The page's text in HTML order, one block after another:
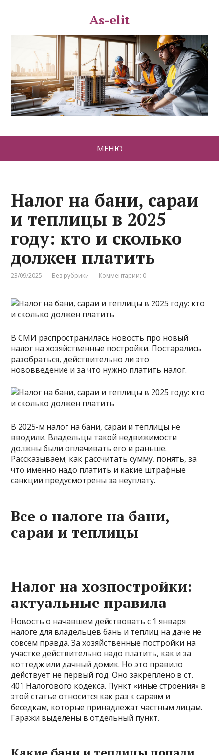
As-elit
МЕНЮ
Налог на бани, сараи
и теплицы в 2025
году: кто и сколько
должен платить
23/09/2025 Без рубрики Комментарии: 0
В СМИ распространилась новость про новый
налог на хозяйственные постройки. Постарались
разобраться, действительно ли это
нововведение и за что нужно платить налог.
В 2025-м налог на бани, сараи и теплицы не
вводили. Владельцы такой недвижимости
должны были оплачивать его и раньше.
Рассказываем, как рассчитать сумму, понять, за
что именно надо платить и какие штрафные
санкции предусмотрены за неуплату.
Все о налоге на бани,
сараи и теплицы
Налог на хозпостройки:
актуальные правила
Новость о начавшем действовать с 1 января
налоге для владельцев бань и теплиц на даче не
совсем правда. За хозяйственные постройки на
участке действительно надо платить, как и за
коттедж или дачный домик. Но это правило
действует не первый год. Оно закреплено в ст.
401 Налогового кодекса. Пункт «иные строения» в
этой статье относится как раз к сараям и
беседкам, которые принадлежат частным лицам.
Гаражи выделены в отдельный пункт.